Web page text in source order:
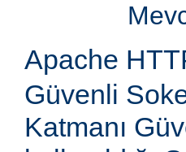
Apache
Güvenli
Katmanı